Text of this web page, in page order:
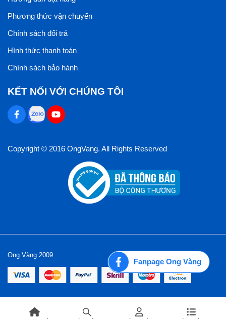
Phương thức vận chuyển
Chính sách đổi trả
Hình thức thanh toán
Chính sách bảo hành
KẾT NỐI VỚI CHÚNG TÔI
Copyright © 2016 OngVang. All Rights Reserved
Ong Vàng 2009
Fanpage Ong Vàng